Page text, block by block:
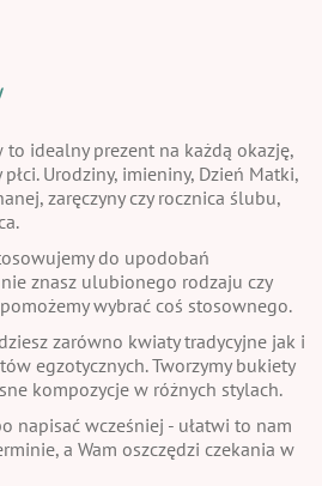
idealny prezent na każdą okazję,
Urodziny, imieniny, Dzień Matki,
zaręczyny czy rocznica ślubu,
do upodobań
znasz ulubionego rodzaju czy
wybrać coś stosownego.
zarówno kwiaty tradycyjne jak i
egzotycznych. Tworzymy bukiety
kompozycje w różnych stylach.
napisać wcześniej - ułatwi to nam
a Wam oszczędzi czekania w